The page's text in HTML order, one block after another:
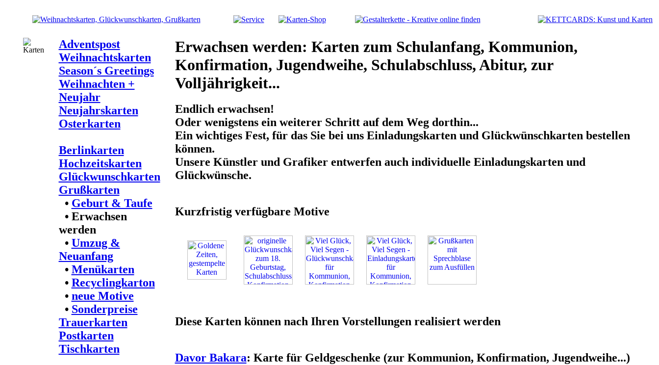
Adventspost
Weihnachtskarten
Season´s Greetings
Weihnachten +
Neujahr
Neujahrskarten
Osterkarten
Berlinkarten
Hochzeitskarten
Glückwunschkarten
Grußkarten
• Geburt & Taufe
• Erwachsen
werden
• Umzug &
Neuanfang
• Menükarten
• Recyclingkarton
• neue Motive
• Sonderpreise
Trauerkarten
Postkarten
Tischkarten
Erwachsen werden: Karten zum Schulanfang, Kommunion,
Konfirmation, Jugendweihe, Schulabschluss, Abitur, zur
Volljährigkeit...
Endlich erwachsen!
Oder wenigstens ein weiterer Schritt auf dem Weg dorthin...
Ein wichtiges Fest, für das Sie bei uns Einladungskarten und Glückwünschkarten bestellen
können.
Unsere Künstler und Grafiker entwerfen auch individuelle Einladungskarten und
Glückwünsche.
Kurzfristig verfügbare Motive
Diese Karten können nach Ihren Vorstellungen realisiert werden
Davor Bakara: Karte für Geldgeschenke (zur Kommunion, Konfirmation, Jugendweihe...)